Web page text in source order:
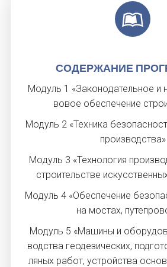
СО­ДЕР­ЖА­НИЕ
Мо­дуль 1 «За­коно­датель­ное и
вовое обес­пе­чение
Мо­дуль 2 «Тех­ни­ка
про­из­водс­тва»
Мо­дуль 3 «Тех­но­логия
стро­итель­стве
Мо­дуль 4 «Обес­пе­чение
на мос­тах,
Мо­дуль 5 «Ма­шины и
водс­тва ге­оде­зичес­ких,
ля­ных ра­бот, ус­трой­ства